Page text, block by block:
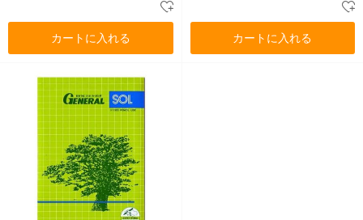
カートに入れる カートに入れる